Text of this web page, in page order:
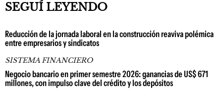
SEGUÍ LEYENDO
Reducción de la jornada laboral en la construcción reaviva polémica
entre empresarios y sindicatos
SISTEMA FINANCIERO
Negocio bancario en primer semestre 2026: ganancias de US$ 671
millones, con impulso clave del crédito y los depósitos